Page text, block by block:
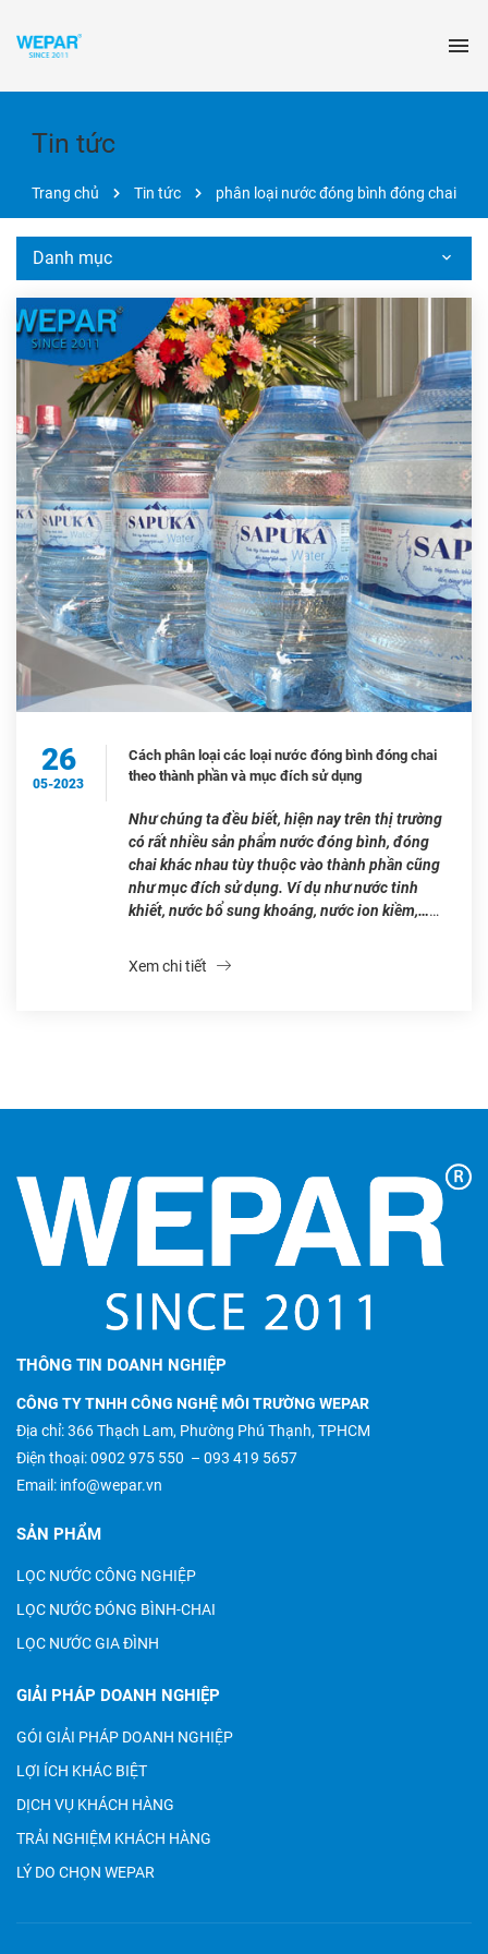
Tin tức
Trang chủ Tin tức phân loại nước đóng bình đóng chai
Danh mục
26
05-2023
Cách phân loại các loại nước đóng bình đóng chai
theo thành phần và mục đích sử dụng
Như chúng ta đều biết, hiện nay trên thị trường
có rất nhiều sản phẩm nước đóng bình, đóng
chai khác nhau tùy thuộc vào thành phần cũng
như mục đích sử dụng. Ví dụ như nước tinh
khiết, nước bổ sung khoáng, nước ion kiềm,…
Xem chi tiết
THÔNG TIN DOANH NGHIỆP
CÔNG TY TNHH CÔNG NGHỆ MÔI TRƯỜNG WEPAR
Địa chỉ: 366 Thạch Lam, Phường Phú Thạnh, TPHCM
Điện thoại:0902 975 550 – 093 419 5657
Email: info@wepar.vn
SẢN PHẨM
LỌC NƯỚC CÔNG NGHIỆP
LỌC NƯỚC ĐÓNG BÌNH-CHAI
LỌC NƯỚC GIA ĐÌNH
GIẢI PHÁP DOANH NGHIỆP
GÓI GIẢI PHÁP DOANH NGHIỆP
LỢI ÍCH KHÁC BIỆT
DỊCH VỤ KHÁCH HÀNG
TRẢI NGHIỆM KHÁCH HÀNG
LÝ DO CHỌN WEPAR